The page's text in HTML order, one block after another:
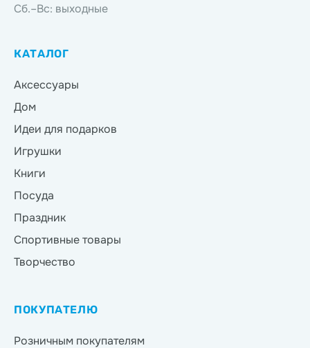
Сб.–Вс: выходные
КАТАЛОГ
Аксессуары
Дом
Идеи для подарков
Игрушки
Книги
Посуда
Праздник
Спортивные товары
Творчество
ПОКУПАТЕЛЮ
Розничным покупателям